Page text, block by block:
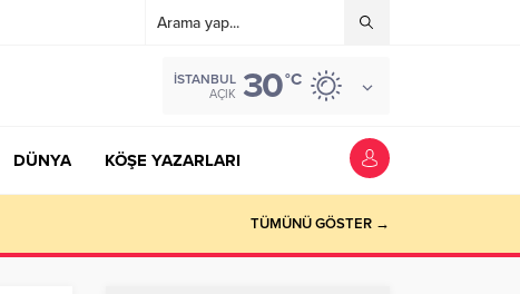
İSTANBUL
AÇIK 30°C
DÜNYA KÖŞE YAZARLARI
TÜMÜNÜ GÖSTER →